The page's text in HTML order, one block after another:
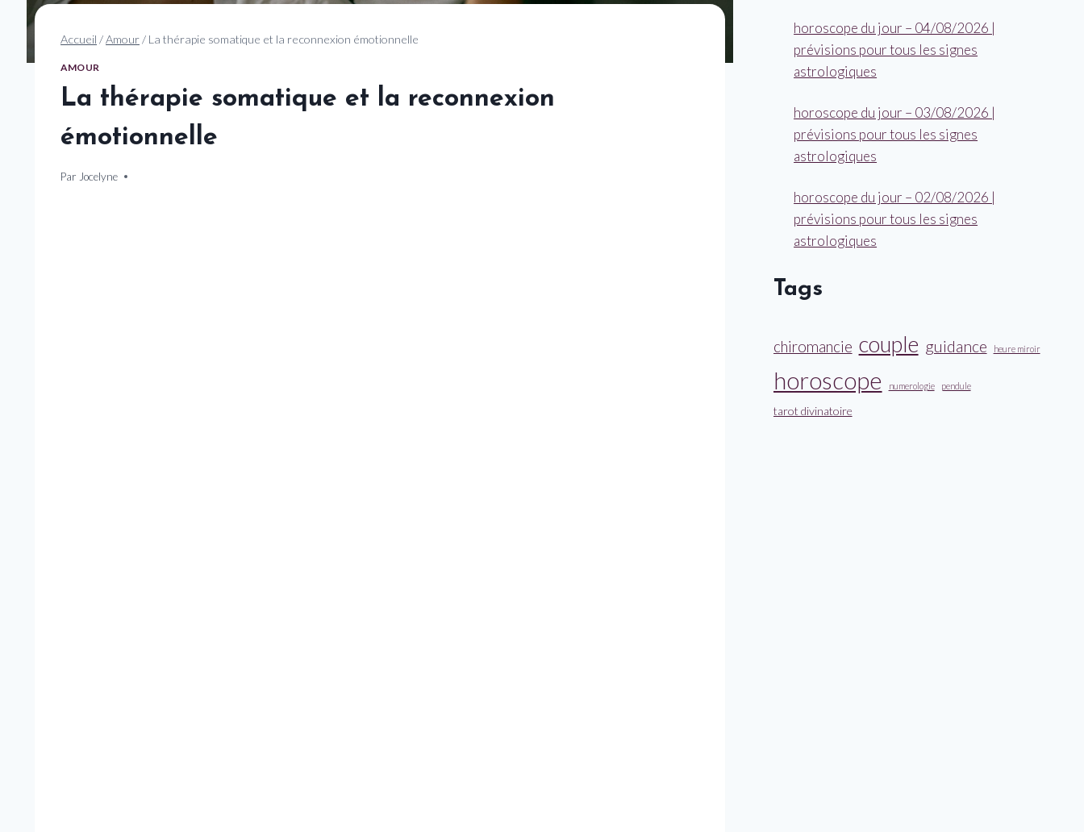
Accueil /Amour/ La thérapie somatique et la reconnexion émotionnelle
AMOUR
La thérapie somatique et la reconnexion
émotionnelle
Par Jocelyne
17 décembre 2024
horoscope du jour – 04/08/2026 |
prévisions pour tous les signes
astrologiques
horoscope du jour – 03/08/2026 |
prévisions pour tous les signes
astrologiques
horoscope du jour – 02/08/2026 |
prévisions pour tous les signes
astrologiques
Tags
chiromancie couple guidance heure miroir
horoscope numerologie pendule
tarot divinatoire